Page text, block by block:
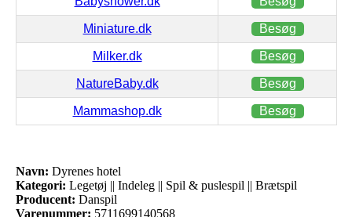
Miniature.dk Besøg
Milker.dk Besøg
NatureBaby.dk Besøg
Mammashop.dk Besøg
Navn: Dyrenes hotel
Kategori: Legetøj || Indeleg || Spil & puslespil || Brætspil
Producent: Danspil
Varenummer: 5711699140568